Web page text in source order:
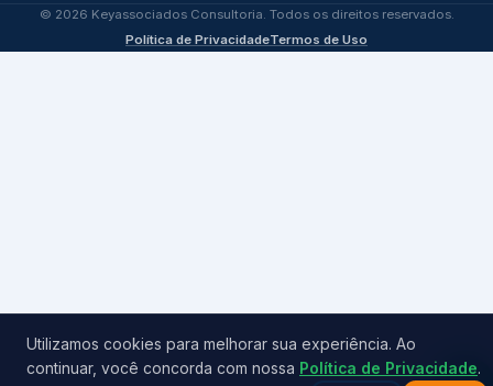
© 2026 Keyassociados Consultoria. Todos os direitos reservados.
Política de PrivacidadeTermos de Uso
Utilizamos cookies para melhorar sua experiência. Ao
continuar, você concorda com nossa Política de Privacidade.